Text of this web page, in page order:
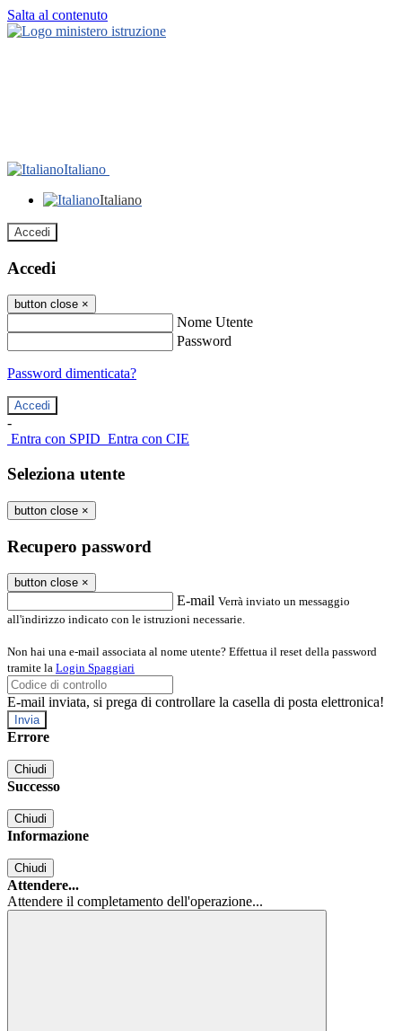
Salta al contenuto
Italiano
Italiano
Accedi
Accedi
button close ×
Nome Utente
Password
Password dimenticata?
-
Entra con SPID Entra con CIE
Seleziona utente
button close ×
Recupero password
button close ×
E-mail Verrà inviato un messaggio
all'indirizzo indicato con le istruzioni necessarie.
Non hai una e-mail associata al nome utente? Effettua il reset della password
tramite la Login Spaggiari
E-mail inviata, si prega di controllare la casella di posta elettronica!
Errore
Chiudi
Successo
Chiudi
Informazione
Chiudi
Attendere...
Attendere il completamento dell'operazione...